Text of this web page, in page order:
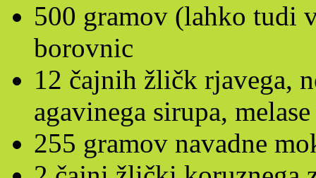
500 gramov (lahko tudi
borovnic
12 čajnih žličk rjavega,
agavinega sirupa,
255 gramov navadne